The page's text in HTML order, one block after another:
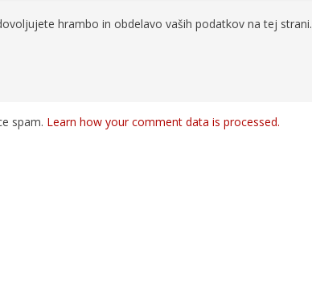
hrambo in obdelavo vaših podatkov na tej strani.
spam. Learn how your comment data is processed.